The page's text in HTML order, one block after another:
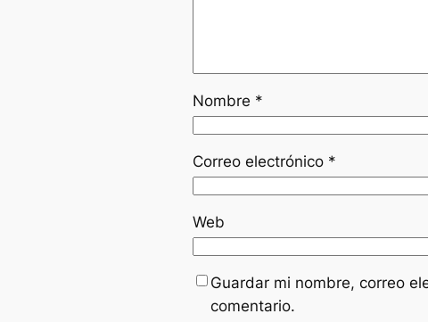
Nombre *
Correo electrónico *
Web
Guardar mi nombre, correo
comentario.